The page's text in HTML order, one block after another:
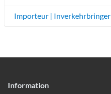
Importeur | Inverkehrbringer
Information